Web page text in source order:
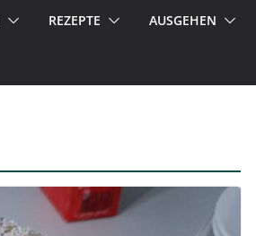
REZEPTE AUSGEHEN